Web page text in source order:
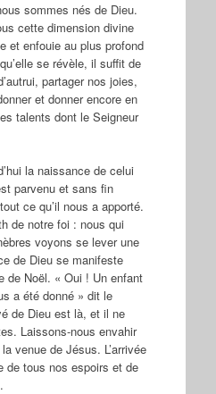
sommes nés de Dieu.
cette dimension divine
et enfouie au plus profond
se révèle, il suffit de
partager nos joies,
et donner encore en
talents dont le Seigneur
la naissance de celui
parvenu et sans fin
ce qu’il nous a apporté.
de notre foi : nous qui
voyons se lever une
de Dieu se manifeste
de Noël. « Oui ! Un enfant
a été donné » dit le
de Dieu est là, et il ne
Laissons-nous envahir
venue de Jésus. L’arrivée
de tous nos espoirs et de